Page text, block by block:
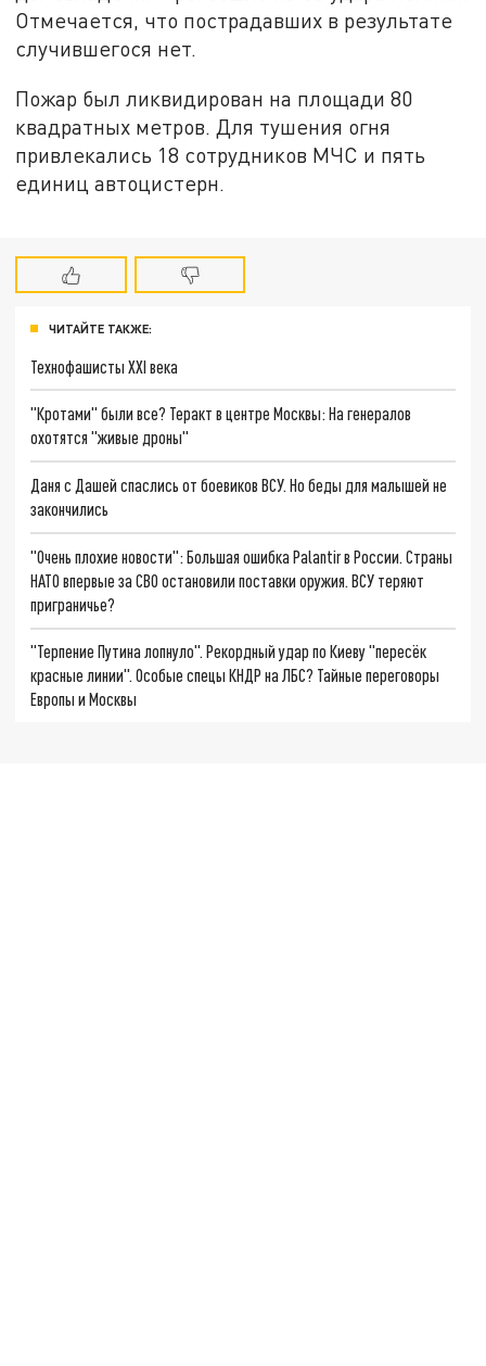
Отмечается, что пострадавших в результате
случившегося нет.
Пожар был ликвидирован на площади 80
квадратных метров. Для тушения огня
привлекались 18 сотрудников МЧС и пять
единиц автоцистерн.
ЧИТАЙТЕ ТАКЖЕ:
Технофашисты XXI века
"Кротами" были все? Теракт в центре Москвы: На генералов
охотятся "живые дроны"
Даня с Дашей спаслись от боевиков ВСУ. Но беды для малышей не
закончились
"Очень плохие новости": Большая ошибка Palantir в России. Страны
НАТО впервые за СВО остановили поставки оружия. ВСУ теряют
приграничье?
"Терпение Путина лопнуло". Рекордный удар по Киеву "пересёк
красные линии". Особые спецы КНДР на ЛБС? Тайные переговоры
Европы и Москвы